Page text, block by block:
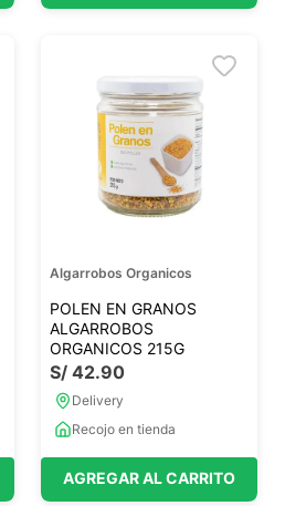
Algarrobos Organicos
POLEN EN GRANOS
ALGARROBOS
ORGANICOS 215G
S/ 42.90
Delivery
Recojo en tienda
AGREGAR AL CARRITO